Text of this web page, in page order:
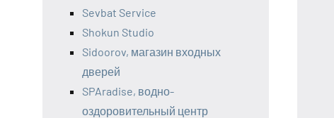
Sevbat Service
Shokun Studio
Sidoorov, магазин входных
дверей
SPAradise, водно-
оздоровительный центр